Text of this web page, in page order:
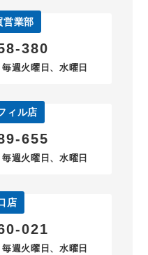
営業部
380
週火曜日、水曜日
ィル店
655
週火曜日、水曜日
店
021
週火曜日、水曜日